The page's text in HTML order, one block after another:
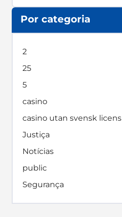
Por categoria
2
25
5
casino
casino utan svensk licens
Justiça
Notícias
public
Segurança